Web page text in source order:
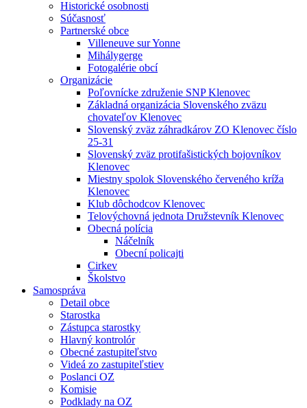
Historické osobnosti
Súčasnosť
Partnerské obce
Villeneuve sur Yonne
Mihálygerge
Fotogalérie obcí
Organizácie
Poľovnícke združenie SNP Klenovec
Základná organizácia Slovenského zväzu
chovateľov Klenovec
Slovenský zväz záhradkárov ZO Klenovec číslo
25-31
Slovenský zväz protifašistických bojovníkov
Klenovec
Miestny spolok Slovenského červeného kríža
Klenovec
Klub dôchodcov Klenovec
Telovýchovná jednota Družstevník Klenovec
Obecná polícia
Náčelník
Obecní policajti
Cirkev
Školstvo
Samospráva
Detail obce
Starostka
Zástupca starostky
Hlavný kontrolór
Obecné zastupiteľstvo
Videá zo zastupiteľstiev
Poslanci OZ
Komisie
Podklady na OZ